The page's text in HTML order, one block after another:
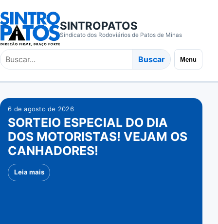
SINTROPATOS
Sindicato dos Rodoviários de Patos de Minas
Buscar
no
site
Buscar Menu
6 de agosto de 2026
SORTEIO ESPECIAL DO DIA
DOS MOTORISTAS! VEJAM OS
CANHADORES!
Leia mais